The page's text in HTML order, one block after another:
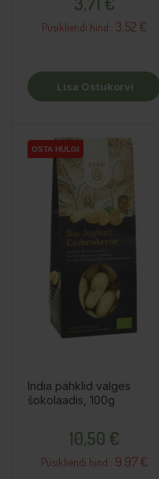
Püsikliendi hind : 3.52 €
Lisa Ostukorvi
OSTA HULGI
OSTA HULGI
OSTA HULGI
India pähklid valges
šokolaadis, 100g
10,50 €
Püsikliendi hind : 9.97 €